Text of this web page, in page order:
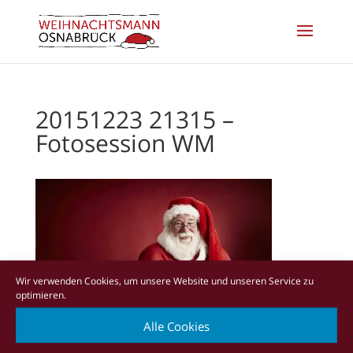
Wir verwenden Cookies, um unsere Website und unseren Service zu
optimieren.
Alle Cookies
20151223 21315 –
Fotosession WM